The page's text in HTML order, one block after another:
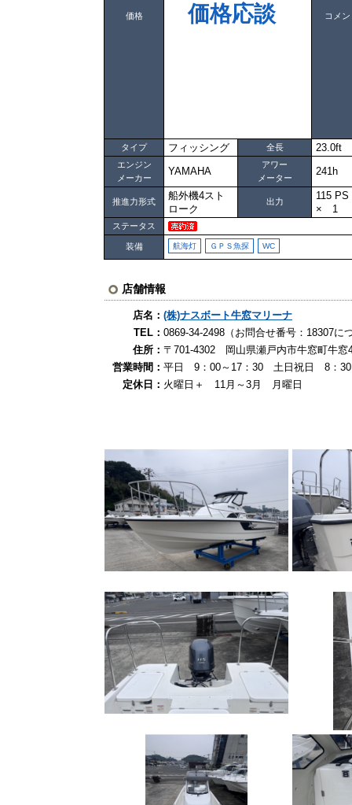
価格 価格応談 コメン
タイプ フィッシング 全長 23.0ft
エンジン
メーカー
YAMAHA
アワー
メーター
241h
推進力形式
船外機4スト
ローク
出力
115
× 1
ステータス
装備 航海灯 ＧＰＳ魚探 WC
店舗情報
店名：(株)ナスボート牛窓マリーナ
TEL：0869-34-2498（お問合せ番号：18307に
住所：〒701-4302 岡山県瀬戸内市牛窓町牛窓
営業時間：平日 9：00～17：30 土日祝日 8：30
定休日： 火曜日＋ 11月～3月 月曜日